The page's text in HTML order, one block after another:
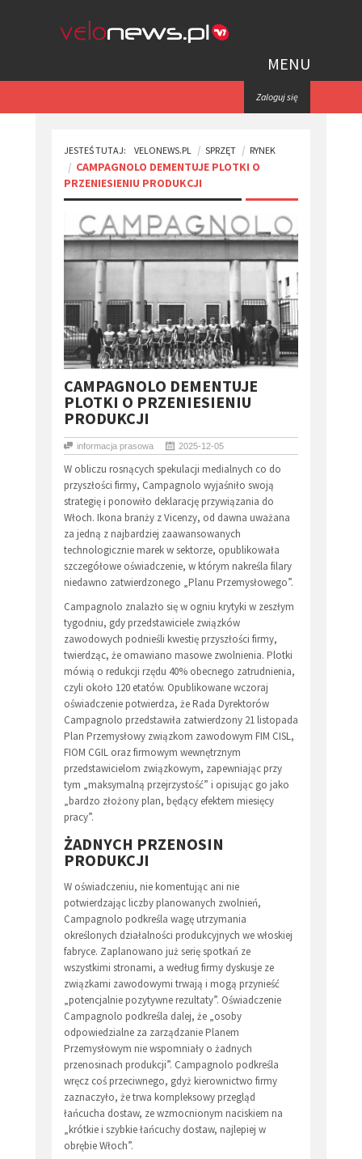
MENU
Zaloguj się
JESTEŚ TUTAJ: VELONEWS.PL SPRZĘT RYNEK
​CAMPAGNOLO DEMENTUJE PLOTKI O
PRZENIESIENIU PRODUKCJI
​CAMPAGNOLO DEMENTUJE
PLOTKI O PRZENIESIENIU
PRODUKCJI
informacja prasowa 2025-12-05
W obliczu rosnących spekulacji medialnych co do
przyszłości firmy, Campagnolo wyjaśniło swoją
strategię i ponowiło deklarację przywiązania do
Włoch. Ikona branży z Vicenzy, od dawna uważana
za jedną z najbardziej zaawansowanych
technologicznie marek w sektorze, opublikowała
szczegółowe oświadczenie, w którym nakreśla filary
niedawno zatwierdzonego „Planu Przemysłowego”.
Campagnolo znalazło się w ogniu krytyki w zeszłym
tygodniu, gdy przedstawiciele związków
zawodowych podnieśli kwestię przyszłości firmy,
twierdząc, że omawiano masowe zwolnienia. Plotki
mówią o redukcji rzędu 40% obecnego zatrudnienia,
czyli około 120 etatów. Opublikowane wczoraj
oświadczenie potwierdza, że Rada Dyrektorów
Campagnolo przedstawiła zatwierdzony 21 listopada
Plan Przemysłowy związkom zawodowym FIM CISL,
FIOM CGIL oraz firmowym wewnętrznym
przedstawicielom związkowym, zapewniając przy
tym „maksymalną przejrzystość” i opisując go jako
„bardzo złożony plan, będący efektem miesięcy
pracy”.
ŻADNYCH PRZENOSIN
PRODUKCJI
W oświadczeniu, nie komentując ani nie
potwierdzając liczby planowanych zwolnień,
Campagnolo podkreśla wagę utrzymania
określonych działalności produkcyjnych we włoskiej
fabryce. Zaplanowano już serię spotkań ze
wszystkimi stronami, a według firmy dyskusje ze
związkami zawodowymi trwają i mogą przynieść
„potencjalnie pozytywne rezultaty”. Oświadczenie
Campagnolo podkreśla dalej, że „osoby
odpowiedzialne za zarządzanie Planem
Przemysłowym nie wspomniały o żadnych
przenosinach produkcji”. Campagnolo podkreśla
wręcz coś przeciwnego, gdyż kierownictwo firmy
zaznaczyło, że trwa kompleksowy przegląd
łańcucha dostaw, ze wzmocnionym naciskiem na
„krótkie i szybkie łańcuchy dostaw, najlepiej w
obrębie Włoch”.